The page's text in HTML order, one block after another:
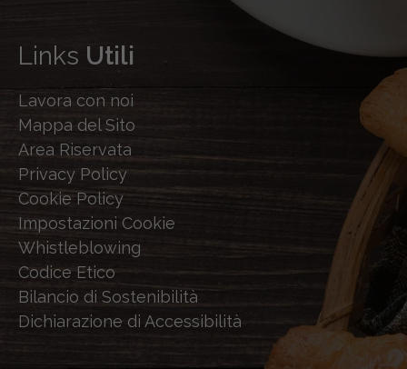
Links Utili
Lavora con noi
Mappa del Sito
Area Riservata
Privacy Policy
Cookie Policy
Impostazioni Cookie
Whistleblowing
Codice Etico
Bilancio di Sostenibilità
Dichiarazione di Accessibilità